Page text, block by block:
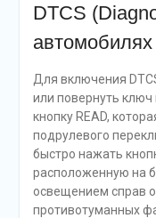
DTCS
Для включения
или повернуть
кнопку READ,
подрулевого
быстро нажать
расположенную на
освещением справ
противотуманных